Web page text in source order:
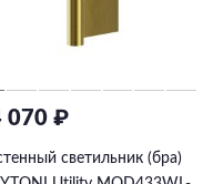
070 ₽
светильник (бра)